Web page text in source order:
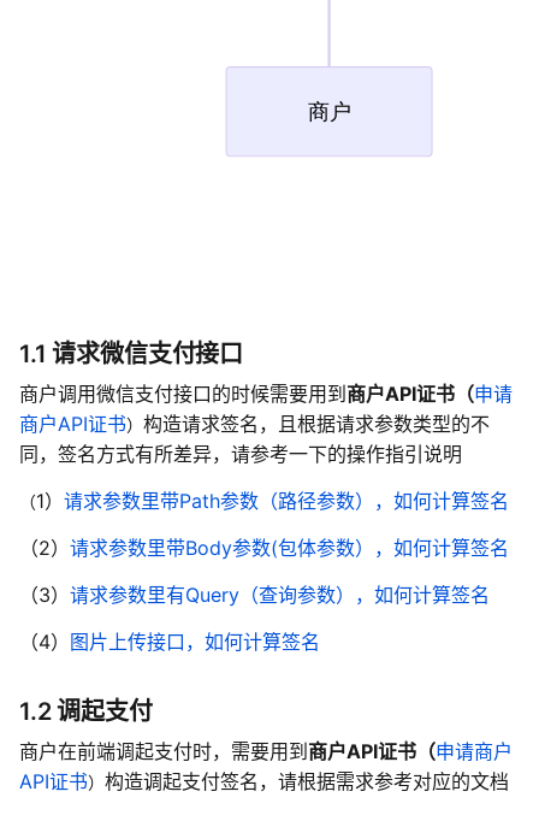
1.1 请求微信支付接口
商户调用微信支付接口的时候需要用到商户API证书（申请
商户API证书） 构造请求签名，且根据请求参数类型的不
同，签名方式有所差异，请参考一下的操作指引说明
（1） 请求参数里带Path参数（路径参数），如何计算签名
（2） 请求参数里带Body参数(包体参数），如何计算签名
（3） 请求参数里有Query（查询参数），如何计算签名
（4） 图片上传接口，如何计算签名
1.2 调起支付
商户在前端调起支付时，需要用到商户API证书（申请商户
API证书） 构造调起支付签名，请根据需求参考对应的文档